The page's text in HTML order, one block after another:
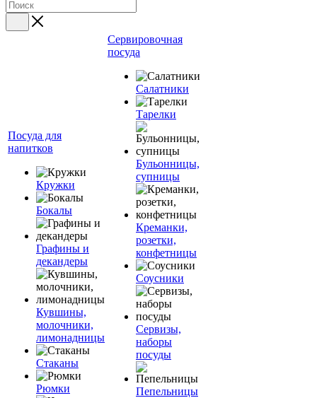
Посуда для
напитков
Кружки
Бокалы
Графины и
декандеры
Кувшины,
молочники,
лимонадницы
Стаканы
Рюмки
Сервировочная
посуда
Салатники
Тарелки
Бульонницы,
супницы
Креманки,
розетки,
конфетницы
Соусники
Сервизы,
наборы
посуды
Пепельницы